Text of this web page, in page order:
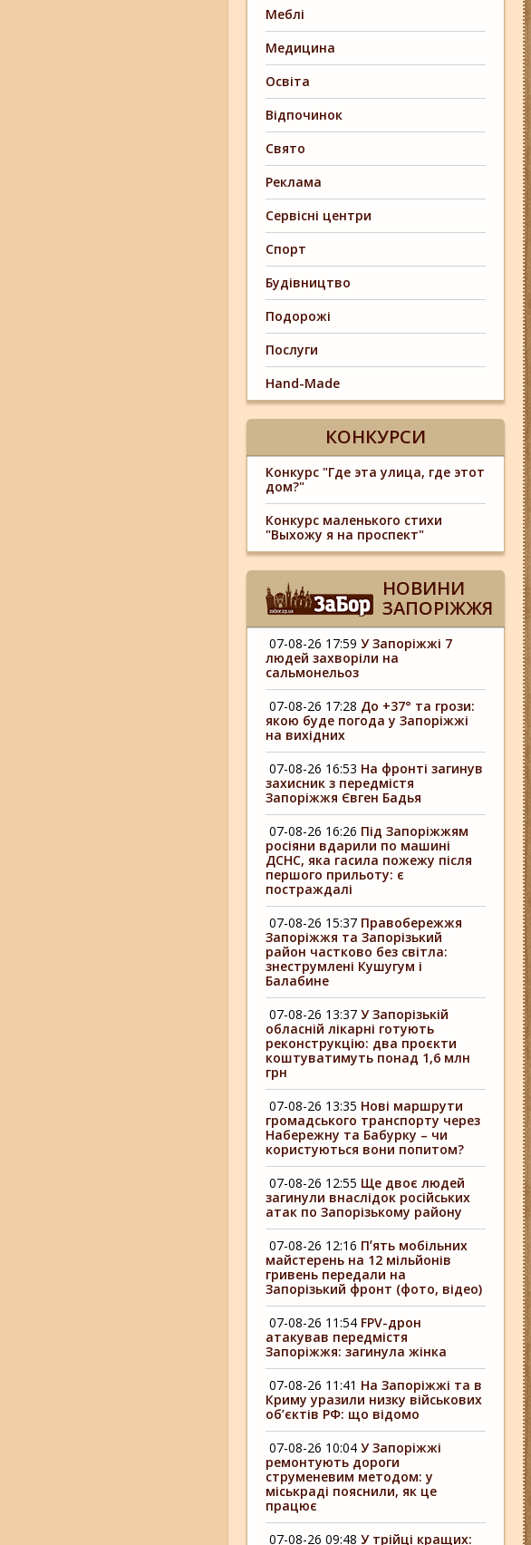
Меблі
Медицина
Освіта
Відпочинок
Свято
Реклама
Сервісні центри
Спорт
Будівництво
Подорожі
Послуги
Hand-Made
КОНКУРСИ
Конкурс "Где эта улица, где этот
дом?"
Конкурс маленького стихи
"Выхожу я на проспект"
НОВИНИ
ЗАПОРІЖЖЯ
07-08-26 17:59 У Запоріжжі 7
людей захворіли на
сальмонельоз
07-08-26 17:28 До +37° та грози:
якою буде погода у Запоріжжі
на вихідних
07-08-26 16:53 На фронті загинув
захисник з передмістя
Запоріжжя Євген Бадья
07-08-26 16:26 Під Запоріжжям
росіяни вдарили по машині
ДСНС, яка гасила пожежу після
першого прильоту: є
постраждалі
07-08-26 15:37 Правобережжя
Запоріжжя та Запорізький
район частково без світла:
знеструмлені Кушугум і
Балабине
07-08-26 13:37 У Запорізькій
обласній лікарні готують
реконструкцію: два проєкти
коштуватимуть понад 1,6 млн
грн
07-08-26 13:35 Нові маршрути
громадського транспорту через
Набережну та Бабурку – чи
користуються вони попитом?
07-08-26 12:55 Ще двоє людей
загинули внаслідок російських
атак по Запорізькому району
07-08-26 12:16 Пʼять мобільних
майстерень на 12 мільйонів
гривень передали на
Запорізький фронт (фото, відео)
07-08-26 11:54 FPV-дрон
атакував передмістя
Запоріжжя: загинула жінка
07-08-26 11:41 На Запоріжжі та в
Криму уразили низку військових
об’єктів РФ: що відомо
07-08-26 10:04 У Запоріжжі
ремонтують дороги
струменевим методом: у
міськраді пояснили, як це
працює
07-08-26 09:48 У трійці кращих: